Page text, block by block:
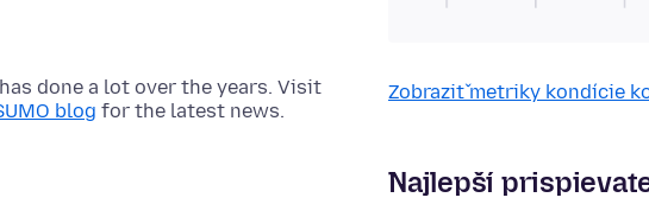
done a lot over the years. Visit
blog for the latest news.
Zobraziť metriky kondície
Najlepší